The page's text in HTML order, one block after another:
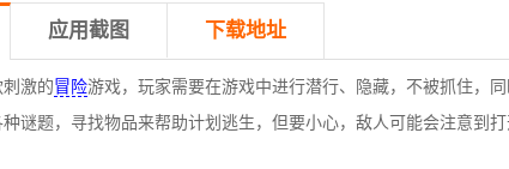
应用截图 下载地址
激的冒险游戏，玩家需要在游戏中进行潜行、隐藏，不被抓住，
谜题，寻找物品来帮助计划逃生，但要小心，敌人可能会注意到打